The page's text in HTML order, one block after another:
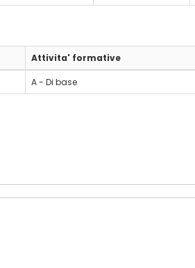
Attivita' formative
A - Di base